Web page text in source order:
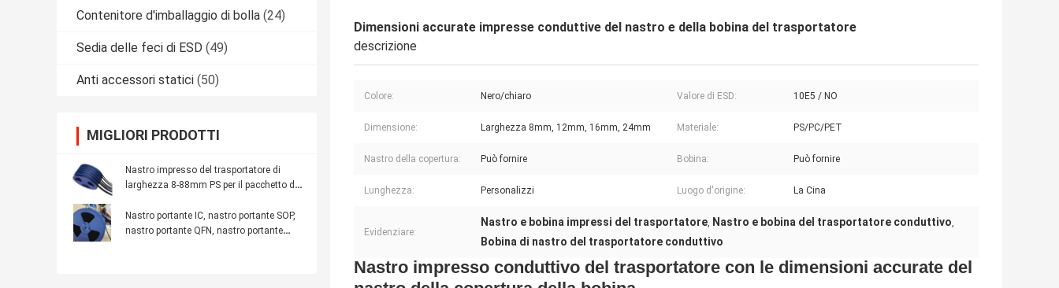
Contenitore d'imballaggio di bolla (24)
Sedia delle feci di ESD (49)
Anti accessori statici (50)
MIGLIORI PRODOTTI
Nastro impresso del trasportatore di
larghezza 8-88mm PS per il pacchetto del
Nastro portante IC, nastro portante SOP,
nastro portante QFN, nastro portante
Dimensioni accurate impresse conduttive del nastro e della bobina del trasportatore
descrizione
Colore: Nero/chiaro Valore di ESD: 10E5 / NO
Dimensione: Larghezza 8mm, 12mm, 16mm, 24mm Materiale: PS/PC/PET
Nastro della copertura: Può fornire Bobina: Può fornire
Lunghezza: Personalizzi Luogo d'origine: La Cina
Evidenziare:
Nastro e bobina impressi del trasportatore, Nastro e bobina del trasportatore conduttivo,
Bobina di nastro del trasportatore conduttivo
Nastro impresso conduttivo del trasportatore con le dimensioni accurate del